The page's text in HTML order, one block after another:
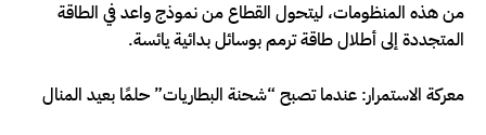
من هذه المنظومات، ليتحول القطاع من نموذج واعد في الطاقة
المتجددة إلى أطلال طاقة ترمم بوسائل بدائية يائسة.
معركة الاستمرار: عندما تصبح “شحنة البطاريات” حلمًا بعيد المنال